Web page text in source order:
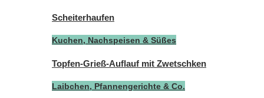
Scheiterhaufen
Kuchen, Nachspeisen & Süßes
Topfen-Grieß-Auflauf mit Zwetschken
Laibchen, Pfannengerichte & Co.